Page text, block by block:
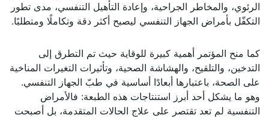
الرئوي، والمخاطر الجراحية، وإعادة التأهيل التنفسي، مدى تطور
التكفّل بأمراض الجهاز التنفسي ليصبح أكثر دقة وتكاملًا ومتطلبًا.
كما منح المؤتمر أهمية كبيرة للوقاية حيث تم التطرق إلى
التدخين، والتلقيح، والهشاشة الصحية، وتأثيرات التغيرات المناخية
على الصحة، باعتبارها أبعادًا أساسية في طبّ الجهاز التنفسي.
وهو ما يشكل أحد أبرز استنتاجات هذه الطبعة: فالأمراض
التنفسية لم تعد تقتصر على علاج الحالات المتقدمة، بل أصبحت